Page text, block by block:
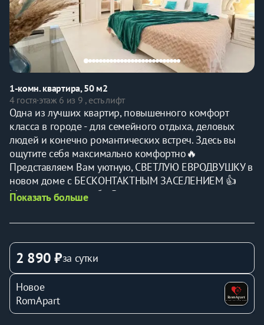
1-комн. квартира, 50 м2
4 гостя·этаж 6 из 9 , есть лифт
Одна из лучших квартир, повышенного комфорт
класса в городе - для семейного отдыха, деловых
людей и конечно романтических встреч. Здесь вы
ощутите себя максимально комфортно🔥
Представляем Вам уютную, СВЕТЛУЮ ЕВРОДВУШКУ в
новом доме с БЕСКОНТАКТНЫМ ЗАСЕЛЕНИЕМ 👍
Мы делаем все, чтобы Ваше времяпровождение в
эмоциями.
посмотреть нажав " Выбрать даты"
✅ РАСПОЛОЖЕНИЕ ПОЗВОЛЯЕТ добраться до всех
основных достопримечательностей города за 10
минут . А в 5 минутах езды от дома находятся парк
Победы и современный интерактивный музей России
с бесплатным входом.
Показать больше
2 890 ₽за сутки
Новое
RomApart